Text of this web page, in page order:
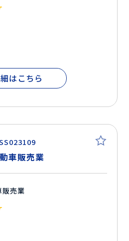
はこちら
車販売業
販売業